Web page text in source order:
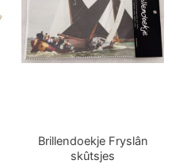
Brillendoekje Fryslân
skûtsjes